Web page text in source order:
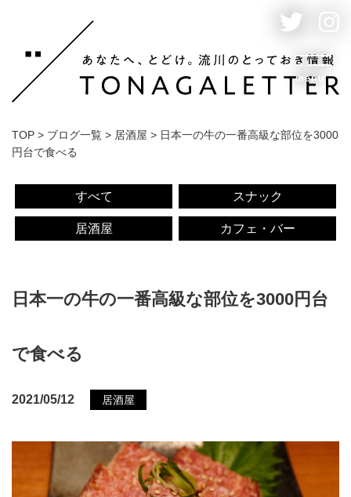
menu
TOP > ブログ一覧 > 居酒屋 > 日本一の牛の一番高級な部位を3000
円台で食べる
すべて スナック
居酒屋 カフェ・バー
日本一の牛の一番高級な部位を3000円台
で食べる
2021/05/12 居酒屋